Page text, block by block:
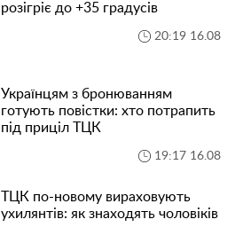
розігріє до +35 градусів
20:19 16.08
Українцям з бронюванням
готують повістки: хто потрапить
під приціл ТЦК
19:17 16.08
ТЦК по-новому вираховують
ухилянтів: як знаходять чоловіків